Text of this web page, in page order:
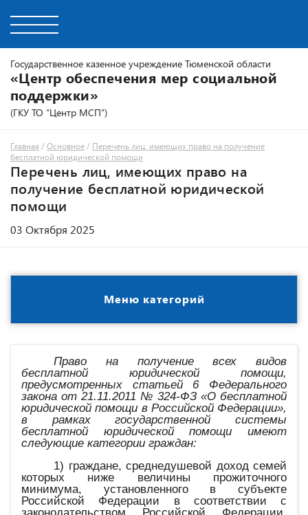
Государственное казенное учреждение Тюменской области
«Центр обеспечения мер социальной
поддержки»
(ГКУ ТО “Центр МСП”)
Главная /Основное / Перечень лиц, имеющих право на получение
бесплатной юридической помощи
Перечень лиц, имеющих право на
получение бесплатной юридической
помощи
03 Октября 2025
Меню категорий
Право на получение всех видов
бесплатной юридической помощи,
предусмотренных статьей 6 Федерального
закона от 21.11.2011 № 324-ФЗ «О бесплатной
юридической помощи в Российской Федерации»,
в рамках государственной системы
бесплатной юридической помощи имеют
следующие категории граждан:
1) граждане, среднедушевой доход семей
которых ниже величины прожиточного
минимума, установленного в субъекте
Российской Федерации в соответствии с
законодательством Российской Федерации,